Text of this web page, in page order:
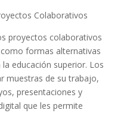
Colaborativos
proyectos colaborativos
formas alternativas
educación superior. Los
muestras de su trabajo,
presentaciones y
que les permite